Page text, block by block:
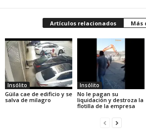
Artículos relacionados Más
Insólito
Güila cae de edificio y se
salva de milagro
Insólito
No le pagan su
liquidación y destroza la
flotilla de la empresa